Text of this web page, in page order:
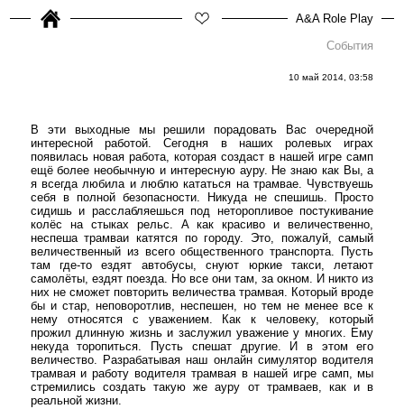
A&A Role Play
События
10 май 2014, 03:58
В эти выходные мы решили порадовать Вас очередной
интересной работой. Сегодня в наших ролевых играх
появилась новая работа, которая создаст в нашей игре самп
ещё более необычную и интересную ауру. Не знаю как Вы, а
я всегда любила и люблю кататься на трамвае. Чувствуешь
себя в полной безопасности. Никуда не спешишь. Просто
сидишь и расслабляешься под неторопливое постукивание
колёс на стыках рельс. А как красиво и величественно,
неспеша трамваи катятся по городу. Это, пожалуй, самый
величественный из всего общественного транспорта. Пусть
там где-то ездят автобусы, снуют юркие такси, летают
самолёты, ездят поезда. Но все они там, за окном. И никто из
них не сможет повторить величества трамвая. Который вроде
бы и стар, неповоротлив, неспешен, но тем не менее все к
нему относятся с уважением. Как к человеку, который
прожил длинную жизнь и заслужил уважение у многих. Ему
некуда торопиться. Пусть спешат другие. И в этом его
величество. Разрабатывая наш онлайн симулятор водителя
трамвая и работу водителя трамвая в нашей игре самп, мы
стремились создать такую же ауру от трамваев, как и в
реальной жизни.